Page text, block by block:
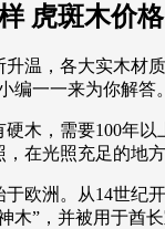
虎斑木价格
升温，各大实木材
编一一来为你解答。
木，需要100年
在光照充足的地
欧洲。从14世纪
木”，并被用于酋长